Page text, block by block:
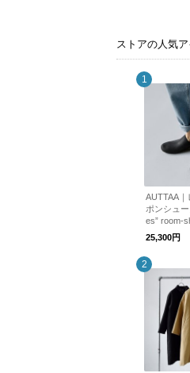
ストアの人気
AUTTAA｜
ポンシュ
es” room-
25,300円